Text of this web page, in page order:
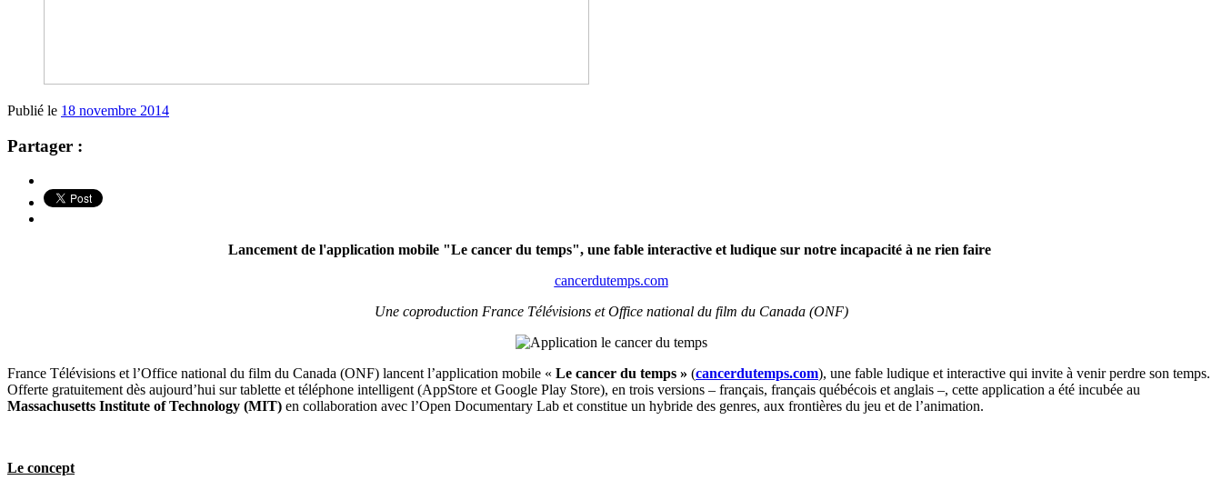
Publié le 18 novembre 2014
Partager :
Lancement de l'application mobile "Le cancer du temps", une fable interactive et ludique sur notre incapacité à ne rien faire
cancerdutemps.com
Une coproduction France Télévisions et Office national du film du Canada (ONF)
France Télévisions et l’Office national du film du Canada (ONF) lancent l’application mobile « Le cancer du temps » (cancerdutemps.com), une fable ludique et interactive qui invite à venir perdre son temps.
Offerte gratuitement dès aujourd’hui sur tablette et téléphone intelligent (AppStore et Google Play Store), en trois versions – français, français québécois et anglais –, cette application a été incubée au
Massachusetts Institute of Technology (MIT) en collaboration avec l’Open Documentary Lab et constitue un hybride des genres, aux frontières du jeu et de l’animation.
Le concept